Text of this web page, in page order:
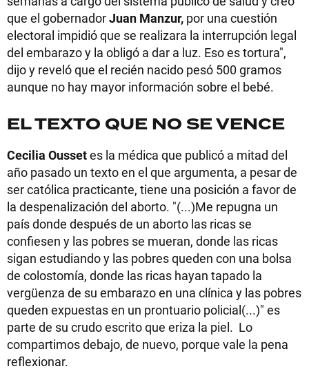
que el gobernadorJuan Manzur, por una cuestión
electoral impidió que se realizara la interrupción legal
del embarazo y la obligó a dar a luz. Eso es tortura",
dijo y reveló que el recién nacido pesó 500 gramos
aunque no hay mayor información sobre el bebé.
EL TEXTO QUE NO SE VENCE
Cecilia Oussetes la médica que publicó a mitad del
año pasado un texto en el que argumenta, a pesar de
ser católica practicante, tiene una posición a favor de
la despenalización del aborto. "(...)Me repugna un
país donde después de un aborto las ricas se
confiesen y las pobres se mueran, donde las ricas
sigan estudiando y las pobres queden con una bolsa
de colostomía, donde las ricas hayan tapado la
vergüenza de su embarazo en una clínica y las pobres
queden expuestas en un prontuario policial(...)" es
parte de su crudo escrito que eriza la piel. Lo
compartimos debajo, de nuevo, porque vale la pena
reflexionar.